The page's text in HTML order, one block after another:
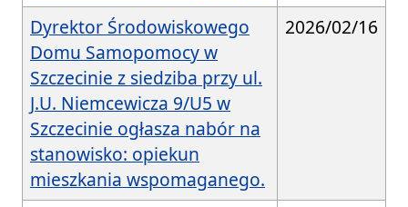
Dyrektor Środowiskowego
Domu Samopomocy w
Szczecinie z siedziba przy ul.
J.U. Niemcewicza 9/U5 w
Szczecinie ogłasza nabór na
stanowisko: opiekun
mieszkania wspomaganego.
2026/02/16